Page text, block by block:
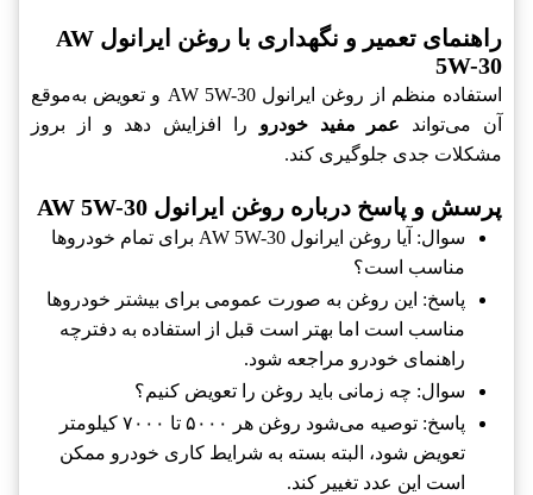
راهنمای تعمیر و نگهداری با روغن ایرانول AW
5W-30
استفاده منظم از روغن ایرانول AW 5W-30 و تعویض به‌موقع
آن می‌تواند عمر مفید خودرو را افزایش دهد و از بروز
مشکلات جدی جلوگیری کند.
پرسش و پاسخ درباره روغن ایرانول AW 5W-30
سوال: آیا روغن ایرانول AW 5W-30 برای تمام خودروها
مناسب است؟
پاسخ: این روغن به صورت عمومی برای بیشتر خودروها
مناسب است اما بهتر است قبل از استفاده به دفترچه
راهنمای خودرو مراجعه شود.
سوال: چه زمانی باید روغن را تعویض کنیم؟
پاسخ: توصیه می‌شود روغن هر ۵۰۰۰ تا ۷۰۰۰ کیلومتر
تعویض شود، البته بسته به شرایط کاری خودرو ممکن
است این عدد تغییر کند.